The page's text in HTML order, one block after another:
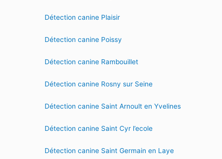
Détection canine Plaisir
Détection canine Poissy
Détection canine Rambouillet
Détection canine Rosny sur Seine
Détection canine Saint Arnoult en Yvelines
Détection canine Saint Cyr l’ecole
Détection canine Saint Germain en Laye